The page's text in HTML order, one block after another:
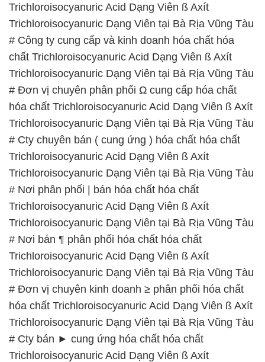
Trichloroisocyanuric Acid Dạng Viên ß Axít
Trichloroisocyanuric Dạng Viên tại Bà Rịa Vũng Tàu
# Công ty cung cấp và kinh doanh hóa chất hóa
chất Trichloroisocyanuric Acid Dạng Viên ß Axít
Trichloroisocyanuric Dạng Viên tại Bà Rịa Vũng Tàu
# Đơn vị chuyên phân phối Ω cung cấp hóa chất
hóa chất Trichloroisocyanuric Acid Dạng Viên ß Axít
Trichloroisocyanuric Dạng Viên tại Bà Rịa Vũng Tàu
# Cty chuyên bán ( cung ứng ) hóa chất hóa chất
Trichloroisocyanuric Acid Dạng Viên ß Axít
Trichloroisocyanuric Dạng Viên tại Bà Rịa Vũng Tàu
# Nơi phân phối | bán hóa chất hóa chất
Trichloroisocyanuric Acid Dạng Viên ß Axít
Trichloroisocyanuric Dạng Viên tại Bà Rịa Vũng Tàu
# Nơi bán ¶ phân phối hóa chất hóa chất
Trichloroisocyanuric Acid Dạng Viên ß Axít
Trichloroisocyanuric Dạng Viên tại Bà Rịa Vũng Tàu
# Đơn vị chuyên kinh doanh ≥ phân phối hóa chất
hóa chất Trichloroisocyanuric Acid Dạng Viên ß Axít
Trichloroisocyanuric Dạng Viên tại Bà Rịa Vũng Tàu
# Cty bán ► cung ứng hóa chất hóa chất
Trichloroisocyanuric Acid Dạng Viên ß Axít